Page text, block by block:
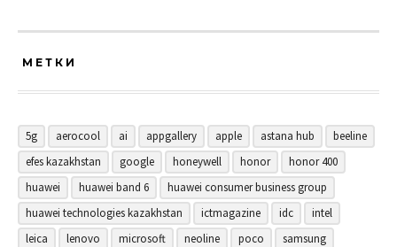
МЕТКИ
5g aerocool ai appgallery apple astana hub
beeline
efes kazakhstan
google honeywell honor
honor 400
huawei
huawei band 6
huawei consumer business group
huawei technologies kazakhstan
ictmagazine idc
intel
leica
lenovo microsoft neoline poco
samsung